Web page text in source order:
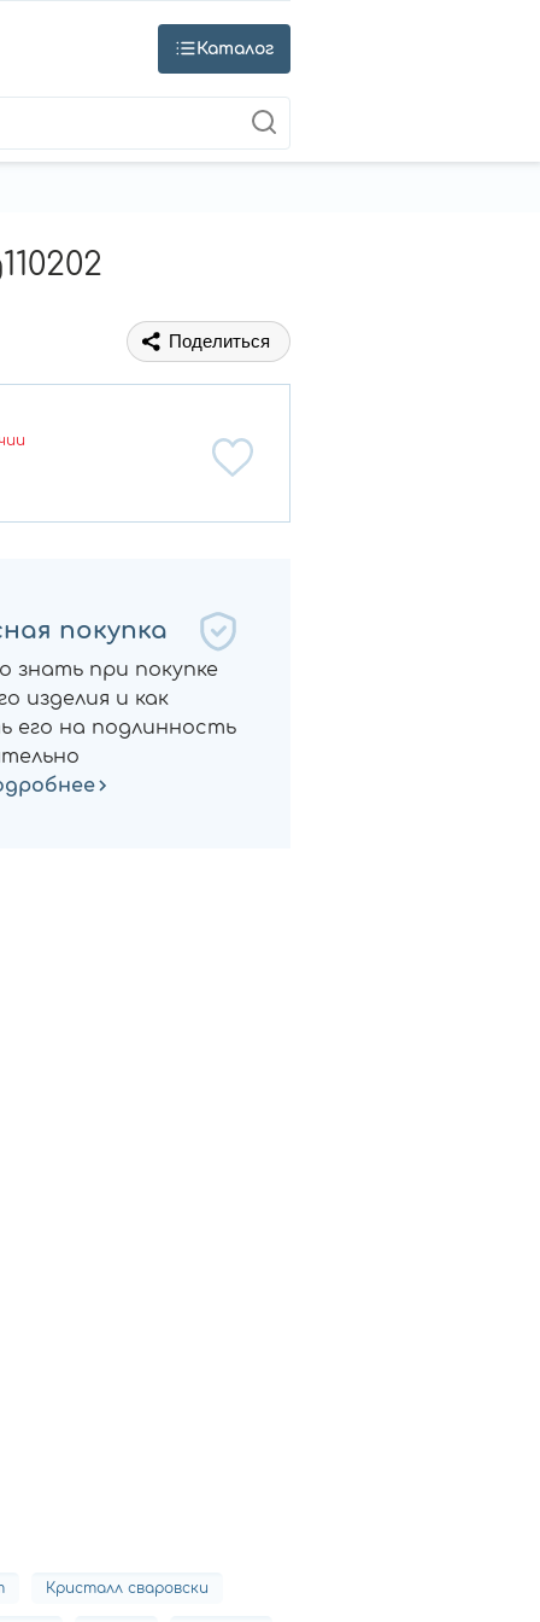
Каталог
Поделиться
покупка
знать при покупке
изделия и как
его на подлинность
Кристалл сваровски